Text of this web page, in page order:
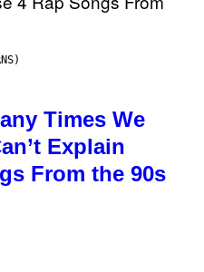
Times We
Explain
From the 90s